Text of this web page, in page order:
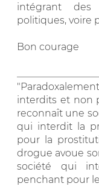
intégrant des
politiques, voire
Bon courage
interdits et non
reconnaît une
qui interdit la
pour la
drogue avoue
société qui
penchant pour le